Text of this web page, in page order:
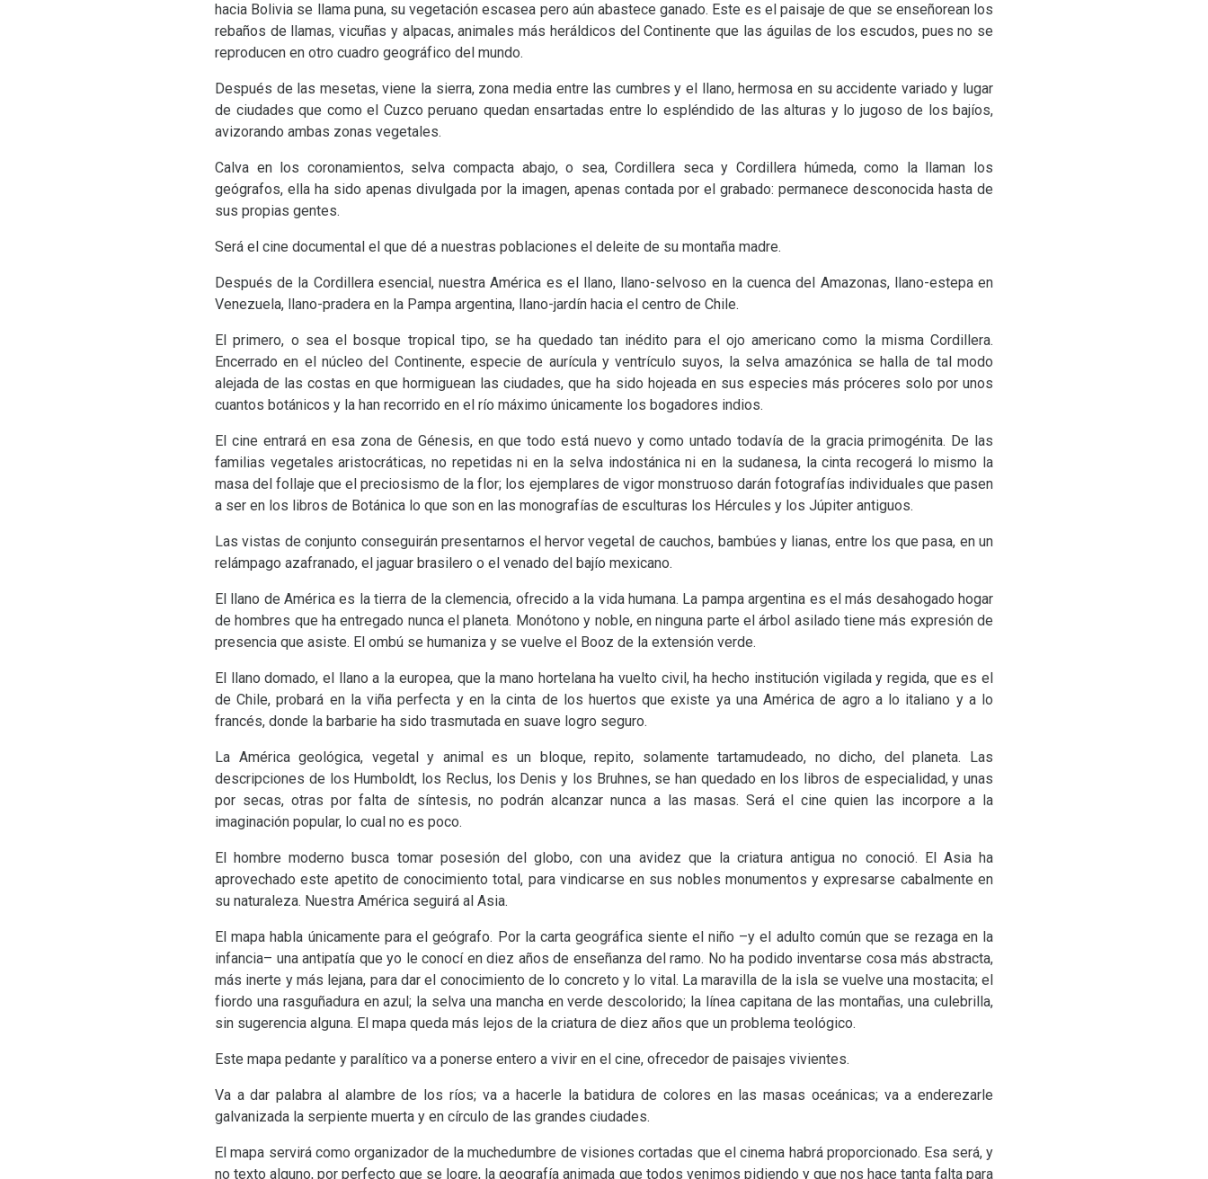
hacia Bolivia se llama puna, su vegetación escasea pero aún abastece ganado. Este es el paisaje de que se enseñorean los
rebaños de llamas, vicuñas y alpacas, animales más heráldicos del Continente que las águilas de los escudos, pues no se
reproducen en otro cuadro geográfico del mundo.
Después de las mesetas, viene la sierra, zona media entre las cumbres y el llano, hermosa en su accidente variado y lugar
de ciudades que como el Cuzco peruano quedan ensartadas entre lo espléndido de las alturas y lo jugoso de los bajíos,
avizorando ambas zonas vegetales.
Calva en los coronamientos, selva compacta abajo, o sea, Cordillera seca y Cordillera húmeda, como la llaman los
geógrafos, ella ha sido apenas divulgada por la imagen, apenas contada por el grabado: permanece desconocida hasta de
sus propias gentes.
Será el cine documental el que dé a nuestras poblaciones el deleite de su montaña madre.
Después de la Cordillera esencial, nuestra América es el llano, llano-selvoso en la cuenca del Amazonas, llano-estepa en
Venezuela, llano-pradera en la Pampa argentina, llano-jardín hacia el centro de Chile.
El primero, o sea el bosque tropical tipo, se ha quedado tan inédito para el ojo americano como la misma Cordillera.
Encerrado en el núcleo del Continente, especie de aurícula y ventrículo suyos, la selva amazónica se halla de tal modo
alejada de las costas en que hormiguean las ciudades, que ha sido hojeada en sus especies más próceres solo por unos
cuantos botánicos y la han recorrido en el río máximo únicamente los bogadores indios.
El cine entrará en esa zona de Génesis, en que todo está nuevo y como untado todavía de la gracia primogénita. De las
familias vegetales aristocráticas, no repetidas ni en la selva indostánica ni en la sudanesa, la cinta recogerá lo mismo la
masa del follaje que el preciosismo de la flor; los ejemplares de vigor monstruoso darán fotografías individuales que pasen
a ser en los libros de Botánica lo que son en las monografías de esculturas los Hércules y los Júpiter antiguos.
Las vistas de conjunto conseguirán presentarnos el hervor vegetal de cauchos, bambúes y lianas, entre los que pasa, en un
relámpago azafranado, el jaguar brasilero o el venado del bajío mexicano.
El llano de América es la tierra de la clemencia, ofrecido a la vida humana. La pampa argentina es el más desahogado hogar
de hombres que ha entregado nunca el planeta. Monótono y noble, en ninguna parte el árbol asilado tiene más expresión de
presencia que asiste. El ombú se humaniza y se vuelve el Booz de la extensión verde.
El llano domado, el llano a la europea, que la mano hortelana ha vuelto civil, ha hecho institución vigilada y regida, que es el
de Chile, probará en la viña perfecta y en la cinta de los huertos que existe ya una América de agro a lo italiano y a lo
francés, donde la barbarie ha sido trasmutada en suave logro seguro.
La América geológica, vegetal y animal es un bloque, repito, solamente tartamudeado, no dicho, del planeta. Las
descripciones de los Humboldt, los Reclus, los Denis y los Bruhnes, se han quedado en los libros de especialidad, y unas
por secas, otras por falta de síntesis, no podrán alcanzar nunca a las masas. Será el cine quien las incorpore a la
imaginación popular, lo cual no es poco.
El hombre moderno busca tomar posesión del globo, con una avidez que la criatura antigua no conoció. El Asia ha
aprovechado este apetito de conocimiento total, para vindicarse en sus nobles monumentos y expresarse cabalmente en
su naturaleza. Nuestra América seguirá al Asia.
El mapa habla únicamente para el geógrafo. Por la carta geográfica siente el niño –y el adulto común que se rezaga en la
infancia– una antipatía que yo le conocí en diez años de enseñanza del ramo. No ha podido inventarse cosa más abstracta,
más inerte y más lejana, para dar el conocimiento de lo concreto y lo vital. La maravilla de la isla se vuelve una mostacita; el
fiordo una rasguñadura en azul; la selva una mancha en verde descolorido; la línea capitana de las montañas, una culebrilla,
sin sugerencia alguna. El mapa queda más lejos de la criatura de diez años que un problema teológico.
Este mapa pedante y paralítico va a ponerse entero a vivir en el cine, ofrecedor de paisajes vivientes.
Va a dar palabra al alambre de los ríos; va a hacerle la batidura de colores en las masas oceánicas; va a enderezarle
galvanizada la serpiente muerta y en círculo de las grandes ciudades.
El mapa servirá como organizador de la muchedumbre de visiones cortadas que el cinema habrá proporcionado. Esa será, y
no texto alguno, por perfecto que se logre, la geografía animada que todos venimos pidiendo y que nos hace tanta falta para